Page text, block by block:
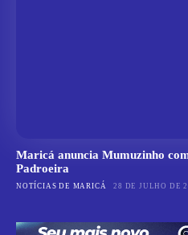
Maricá anuncia Mumuzinho
Padroeira
NOTÍCIAS DE MARICÁ 28 DE JULHO DE